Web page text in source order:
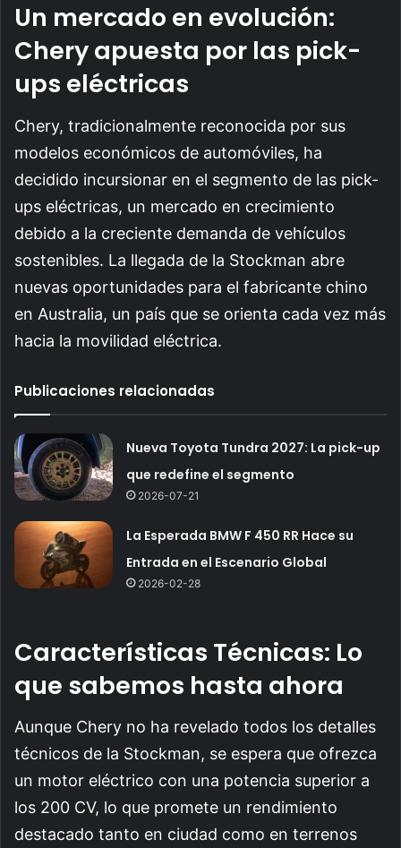
Un mercado en evolución:
Chery apuesta por las pick-
ups eléctricas
Chery, tradicionalmente reconocida por sus
modelos económicos de automóviles, ha
decidido incursionar en el segmento de las pick-
ups eléctricas, un mercado en crecimiento
debido a la creciente demanda de vehículos
sostenibles. La llegada de la Stockman abre
nuevas oportunidades para el fabricante chino
en Australia, un país que se orienta cada vez más
hacia la movilidad eléctrica.
Publicaciones relacionadas
Nueva Toyota Tundra 2027: La pick-up
que redefine el segmento
2026-07-21
La Esperada BMW F 450 RR Hace su
Entrada en el Escenario Global
2026-02-28
Características Técnicas: Lo
que sabemos hasta ahora
Aunque Chery no ha revelado todos los detalles
técnicos de la Stockman, se espera que ofrezca
un motor eléctrico con una potencia superior a
los 200 CV, lo que promete un rendimiento
destacado tanto en ciudad como en terrenos